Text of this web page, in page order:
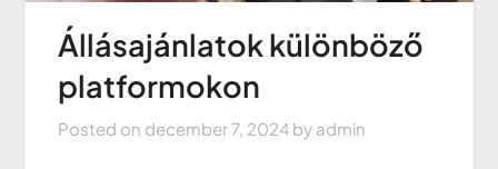
Állásajánlatok különböző
platformokon
Posted on december 7, 2024 by admin